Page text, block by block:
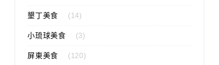
墾丁美食 (14)
小琉球美食 (3)
屏東美食 (120)